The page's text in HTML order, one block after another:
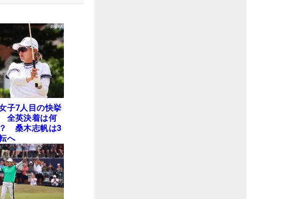
子7人目の快挙
全英決着は何
桑木志帆は3
へ